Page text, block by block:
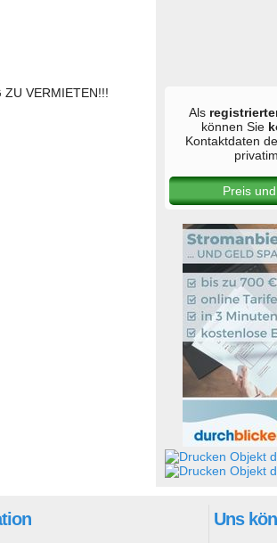
VERMIETEN!!!
Als
können Sie
Kontaktdaten
Preis
Objekt
Objekt
Uns